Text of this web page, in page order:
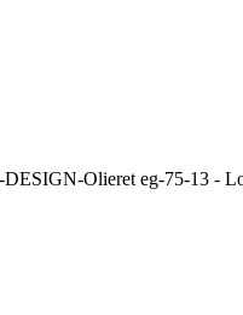
Olieret eg-75-13 -